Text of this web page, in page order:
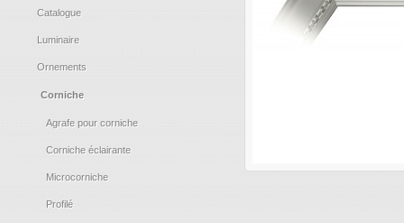
Catalogue
Luminaire
Ornements
Corniche
Agrafe pour corniche
Corniche éclairante
Microcorniche
Profilé